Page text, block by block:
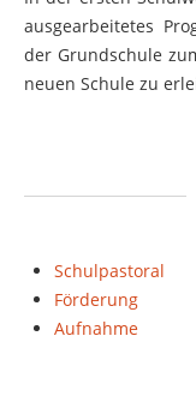
ausgearbeitetes
der Grundschule
neuen Schule zu
Schulpastoral
Förderung
Aufnahme